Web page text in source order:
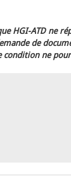
HGI-ATD ne
de
condition ne